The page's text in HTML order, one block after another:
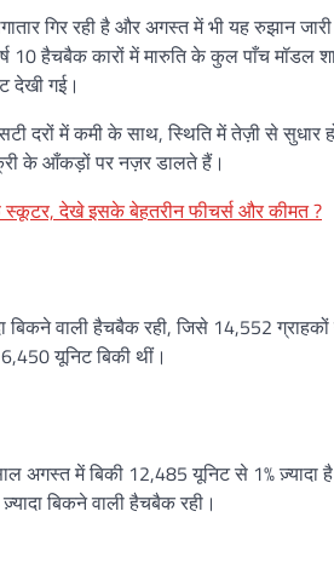
गिर रही है और अगस्त में भी यह रुझान
10 हैचबैक कारों में मारुति के कुल पाँच मॉडल
देखी गई।
दरों में कमी के साथ, स्थिति में तेज़ी से सुधार
के आँकड़ों पर नज़र डालते हैं।
देखे इसके बेहतरीन फीचर्स और कीमत ?
बिकने वाली हैचबैक रही, जिसे 14,552
यूनिट बिकी थीं।
अगस्त में बिकी 12,485 यूनिट से 1% ज़्यादा
बिकने वाली हैचबैक रही।